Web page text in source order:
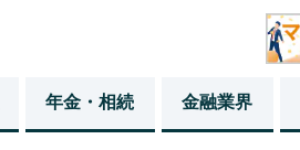
年金・相続 金融業界